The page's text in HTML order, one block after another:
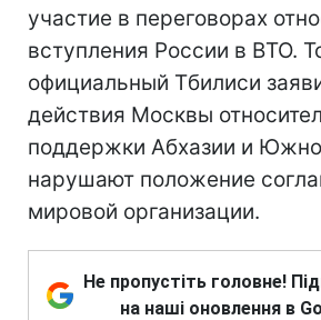
участие в переговорах
вступления России в ВТО.
официальный Тбилиси
действия Москвы
поддержки Абхазии и
нарушают положение
мировой организации.
Не пропустіть головне!
на наші оновлення в